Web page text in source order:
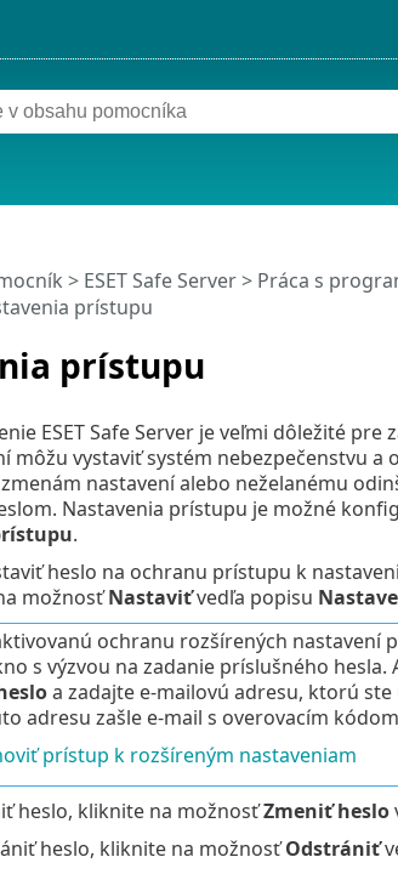
prístupu
> ESET Safe Server> Práca s
prístupu
ESET Safe Server je veľmi dôležité
môžu vystaviť systém nebezpečenstvu
nastavení alebo neželanému
Nastavenia prístupu je možné
.
heslo na ochranu prístupu k
možnosťNastaviťvedľa popisu
ochranu rozšírených
s výzvou na zadanie príslušného
a zadajte e‑mailovú adresu, ktorú
adresu zašle e-mail s overovacím
prístup k rozšíreným nastaveniam
heslo, kliknite na možnosťZmeniť heslo
heslo, kliknite na možnosťOdstrániť